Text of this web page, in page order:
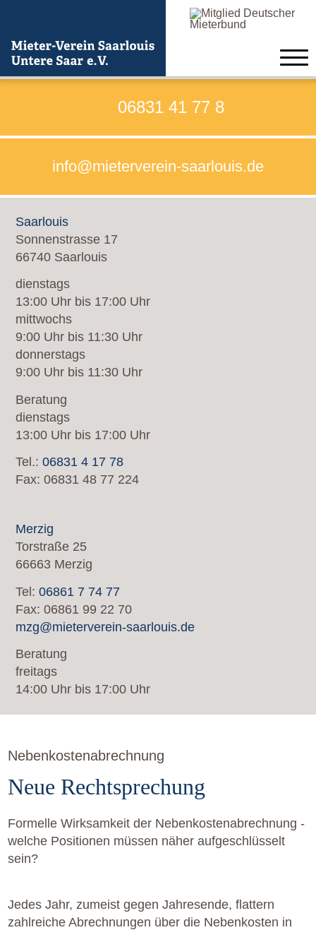
Beratung
Verein
Formulare zum Beitritt
Satzung
Kontakt
Neuigkeiten
Nebenkostenabrechnung
Neue Rechtsprechung
Formelle Wirksamkeit der Nebenkostenabrechnung -
welche Positionen müssen näher aufgeschlüsselt
sein?
Jedes Jahr, zumeist gegen Jahresende, flattern
zahlreiche Abrechnungen über die Nebenkosten in
06831 41 77 8
info@mieterverein-saarlouis.de
Saarlouis
Sonnenstrasse 17
66740 Saarlouis
dienstags
13:00 Uhr bis 17:00 Uhr
mittwochs
9:00 Uhr bis 11:30 Uhr
donnerstags
9:00 Uhr bis 11:30 Uhr
Beratung
dienstags
13:00 Uhr bis 17:00 Uhr
Tel.:06831 4 17 78
Fax: 06831 48 77 224
Merzig
Torstraße 25
66663 Merzig
Tel:06861 7 74 77
Fax: 06861 99 22 70
mzg@mieterverein-saarlouis.de
Beratung
freitags
14:00 Uhr bis 17:00 Uhr